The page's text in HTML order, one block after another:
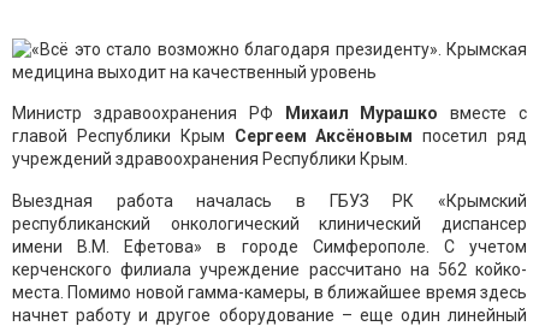
Министр здравоохранения РФ Михаил Мурашко вместе с
главой Республики Крым Сергеем Аксёновым посетил ряд
учреждений здравоохранения Республики Крым.
Выездная работа началась в ГБУЗ РК «Крымский
республиканский онкологический клинический диспансер
имени В.М. Ефетова» в городе Симферополе. С учетом
керченского филиала учреждение рассчитано на 562 койко-
места. Помимо новой гамма-камеры, в ближайшее время здесь
начнет работу и другое оборудование – еще один линейный